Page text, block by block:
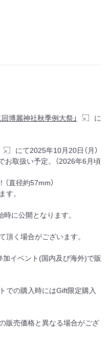
回博麗神社秋季例大祭」
に
にて2025年10月20日（月）
お取扱い予定。（2026年6月頃
直径約57mm）
す。
に公開となります。
く場合がございます。
イベント(国内及び海外)で販
での購入時にはGift限定購入
販売価格と異なる場合がござ